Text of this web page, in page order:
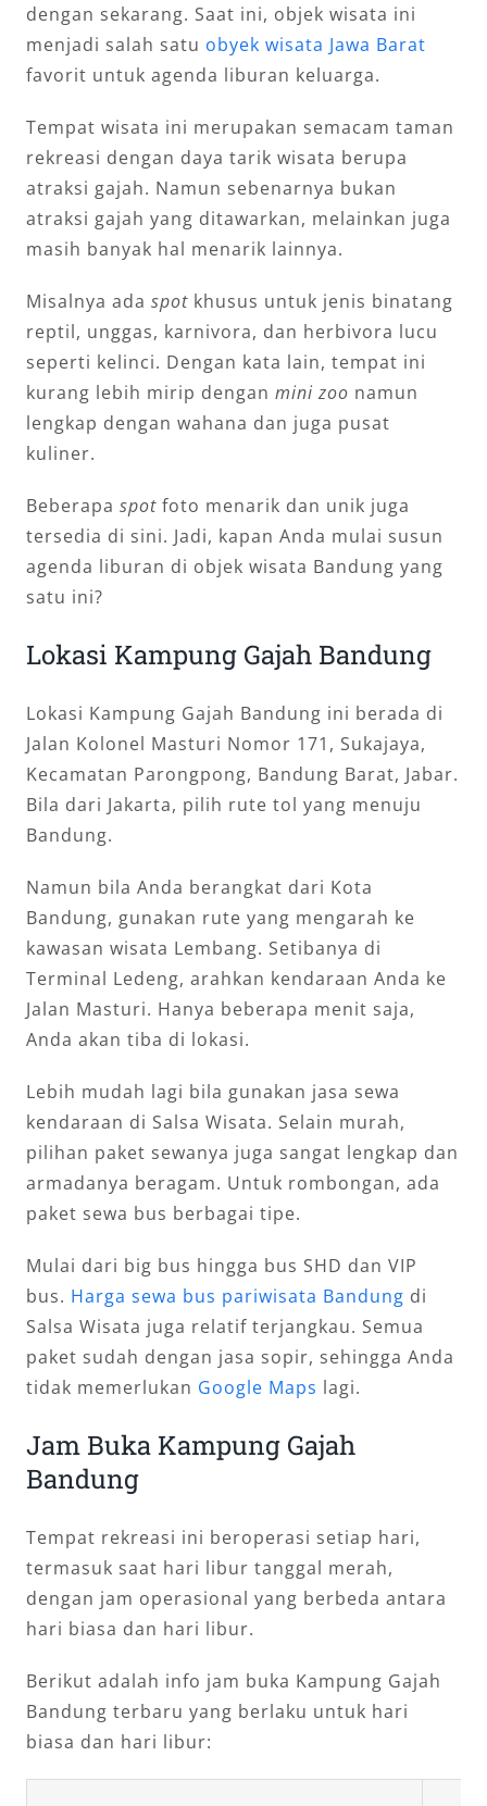
dengan sekarang. Saat ini, objek wisata ini
menjadi salah satu obyek wisata Jawa Barat
favorit untuk agenda liburan keluarga.
Tempat wisata ini merupakan semacam taman
rekreasi dengan daya tarik wisata berupa
atraksi gajah. Namun sebenarnya bukan
atraksi gajah yang ditawarkan, melainkan juga
masih banyak hal menarik lainnya.
Misalnya ada spotkhusus untuk jenis binatang
reptil, unggas, karnivora, dan herbivora lucu
seperti kelinci. Dengan kata lain, tempat ini
kurang lebih mirip dengan mini zoo namun
lengkap dengan wahana dan juga pusat
kuliner.
Beberapa spotfoto menarik dan unik juga
tersedia di sini. Jadi, kapan Anda mulai susun
agenda liburan di objek wisata Bandung yang
satu ini?
Lokasi Kampung Gajah Bandung
Lokasi Kampung Gajah Bandung ini berada di
Jalan Kolonel Masturi Nomor 171, Sukajaya,
Kecamatan Parongpong, Bandung Barat, Jabar.
Bila dari Jakarta, pilih rute tol yang menuju
Bandung.
Namun bila Anda berangkat dari Kota
Bandung, gunakan rute yang mengarah ke
kawasan wisata Lembang. Setibanya di
Terminal Ledeng, arahkan kendaraan Anda ke
Jalan Masturi. Hanya beberapa menit saja,
Anda akan tiba di lokasi.
Lebih mudah lagi bila gunakan jasa sewa
kendaraan di Salsa Wisata. Selain murah,
pilihan paket sewanya juga sangat lengkap dan
armadanya beragam. Untuk rombongan, ada
paket sewa bus berbagai tipe.
Mulai dari big bus hingga bus SHD dan VIP
bus. Harga sewa bus pariwisata Bandung di
Salsa Wisata juga relatif terjangkau. Semua
paket sudah dengan jasa sopir, sehingga Anda
tidak memerlukan Google Maps lagi.
Jam Buka Kampung Gajah
Bandung
Tempat rekreasi ini beroperasi setiap hari,
termasuk saat hari libur tanggal merah,
dengan jam operasional yang berbeda antara
hari biasa dan hari libur.
Berikut adalah info jam buka Kampung Gajah
Bandung terbaru yang berlaku untuk hari
biasa dan hari libur: